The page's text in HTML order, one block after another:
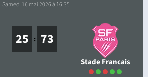
25 : 73
samedi 16 mai 2026 à 16:35
Stade Francais